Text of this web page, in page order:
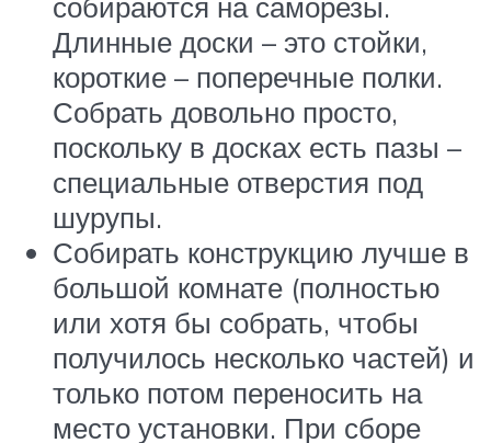
собираются на саморезы.
Длинные доски – это стойки,
короткие – поперечные полки.
Собрать довольно просто,
поскольку в досках есть пазы –
специальные отверстия под
шурупы.
Собирать конструкцию лучше в
большой комнате (полностью
или хотя бы собрать, чтобы
получилось несколько частей) и
только потом переносить на
место установки. При сборе